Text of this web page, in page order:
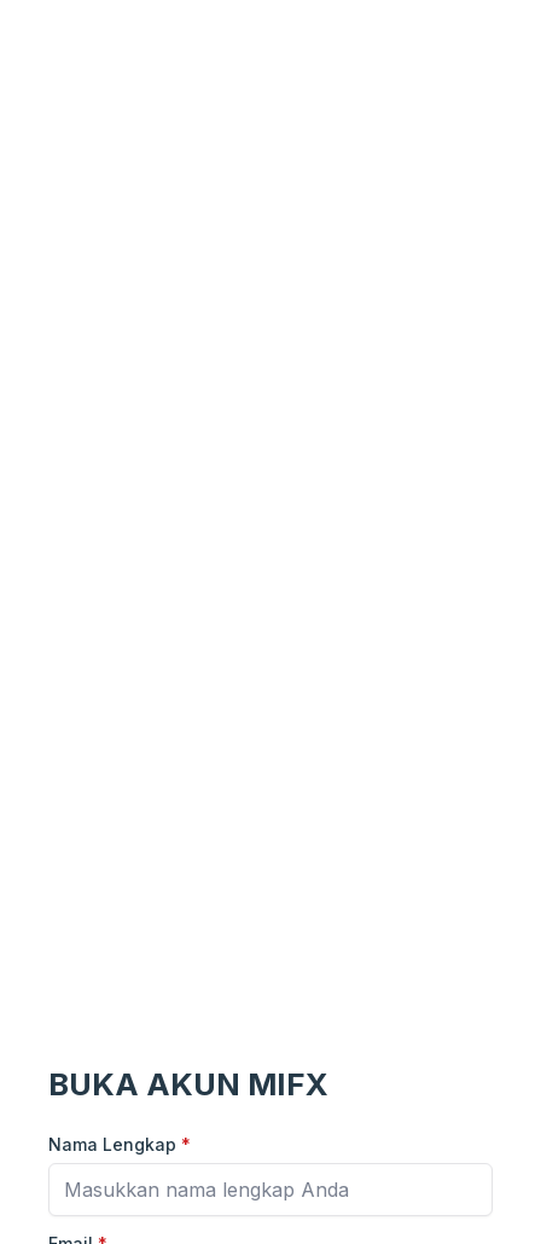
BUKA AKUN MIFX
Nama Lengkap *